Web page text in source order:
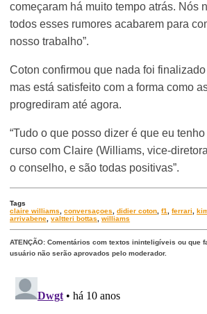
começaram há muito tempo atrás. Nós
todos esses rumores acabarem para
nosso trabalho”.
Coton confirmou que nada foi
mas está satisfeito com a forma como
progrediram até agora.
“Tudo o que posso dizer é que eu
curso com Claire (Williams, vice-
o conselho, e são todas positivas”.
Tags
claire williams,conversaçoes,didier coton,f1,ferrari,
arrivabene,valtteri bottas,williams
ATENÇÃO: Comentários com textos ininteligíveis ou que
usuário não serão aprovados pelo moderador.